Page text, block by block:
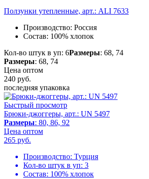
Ползунки утепленные, арт.: ALI 7633
Производство: Россия
Состав: 100% хлопок
Кол-во штук в уп: 6Размеры: 68, 74
Размеры: 68, 74
Цена оптом
240 руб.
последняя упаковка
Быстрый просмотр
Брюки-джоггеры, арт.: UN 5497
Размеры: 80, 86, 92
Цена оптом
265 руб.
Производство: Турция
Кол-во штук в уп: 3
Состав: 100% хлопок